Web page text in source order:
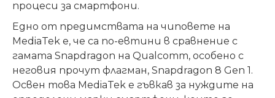
процеси за смартфони.
Едно от предимствата на чиповете на
MediaTek е, че са по-евтини в сравнение с
гамата Snapdragon на Qualcomm, особено с
неговия прочут флагман, Snapdragon 8 Gen 1.
Освен това MediaTek е гъвкав за нуждите на